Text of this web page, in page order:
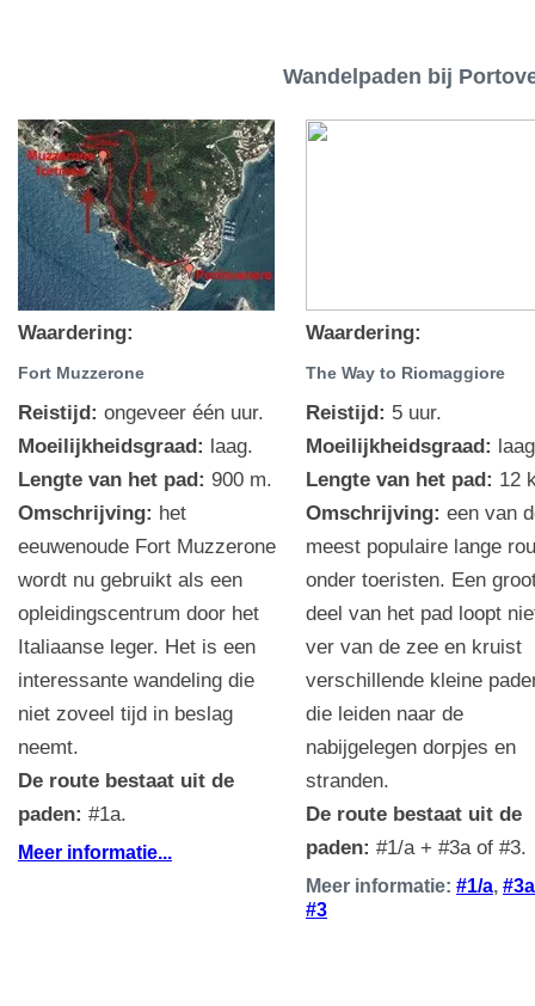
Wandelpaden bij
Waardering:
Fort Muzzerone
Reistijd: ongeveer één uur.
Moeilijkheidsgraad: laag.
Lengte van het pad: 900 m.
Omschrijving: het
eeuwenoude Fort Muzzerone
wordt nu gebruikt als een
opleidingscentrum door het
Italiaanse leger. Het is een
interessante wandeling die
niet zoveel tijd in beslag
neemt.
De route bestaat uit de
paden: #1a.
Meer informatie...
Waardering:
The Way to Riomaggiore
Reistijd: 5 uur.
Moeilijkheidsgraad:
Lengte van het pad: 12
Omschrijving: een van
meest populaire lange
onder toeristen. Een
deel van het pad loopt
ver van de zee en kruist
verschillende kleine
die leiden naar de
nabijgelegen dorpjes en
stranden.
De route bestaat uit de
paden: #1/a + #3a of #3.
Meer informatie: #1/a,
#3